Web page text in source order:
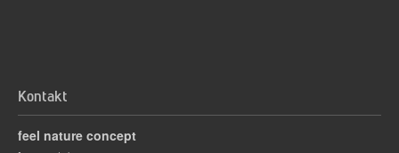
Kontakt
feel nature concept